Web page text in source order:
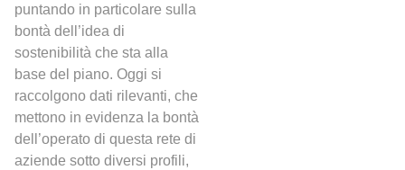
puntando in particolare sulla
bontà dell’idea di
sostenibilità che sta alla
base del piano. Oggi si
raccolgono dati rilevanti, che
mettono in evidenza la bontà
dell’operato di questa rete di
aziende sotto diversi profili,